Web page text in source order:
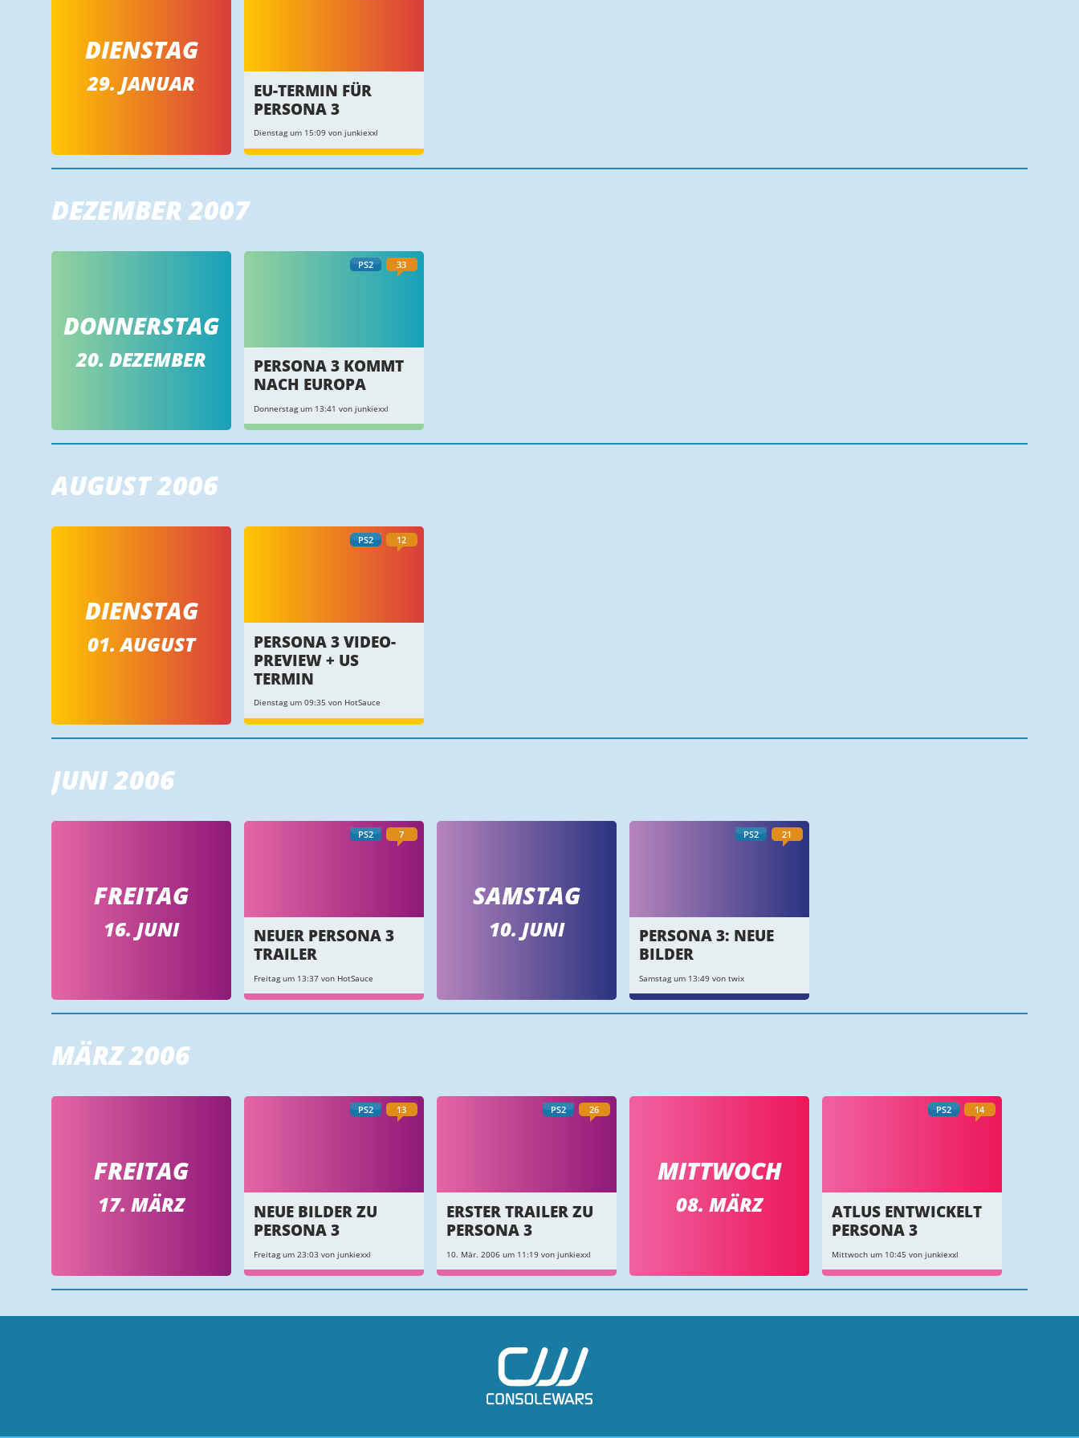
DIENSTAG
29. JANUAR
EU-TERMIN FÜR
PERSONA 3
Dienstag um 15:09 von junkiexxl
DEZEMBER 2007
DONNERSTAG
20. DEZEMBER
PS2 33
PERSONA 3 KOMMT
NACH EUROPA
Donnerstag um 13:41 von junkiexxl
AUGUST 2006
DIENSTAG
01. AUGUST
PS2 12
PERSONA 3 VIDEO-
PREVIEW + US
TERMIN
Dienstag um 09:35 von HotSauce
JUNI 2006
FREITAG
16. JUNI
PS2 7
NEUER PERSONA 3
TRAILER
Freitag um 13:37 von HotSauce
SAMSTAG
10. JUNI
PS2 21
PERSONA 3: NEUE
BILDER
Samstag um 13:49 von twix
MÄRZ 2006
FREITAG
17. MÄRZ
PS2 13
NEUE BILDER ZU
PERSONA 3
Freitag um 23:03 von junkiexxl
PS2 26
ERSTER TRAILER ZU
PERSONA 3
10. Mär. 2006 um 11:19 von junkiexxl
MITTWOCH
08. MÄRZ
PS2 14
ATLUS ENTWICKELT
PERSONA 3
Mittwoch um 10:45 von junkiexxl